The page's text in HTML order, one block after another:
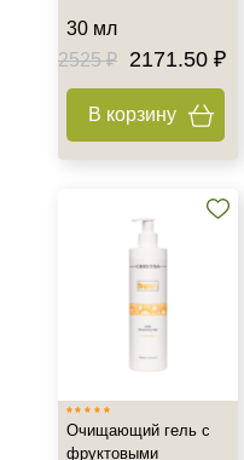
30 мл
2525 ₽
2171.50 ₽
В корзину
Очищающий гель с
фруктовыми